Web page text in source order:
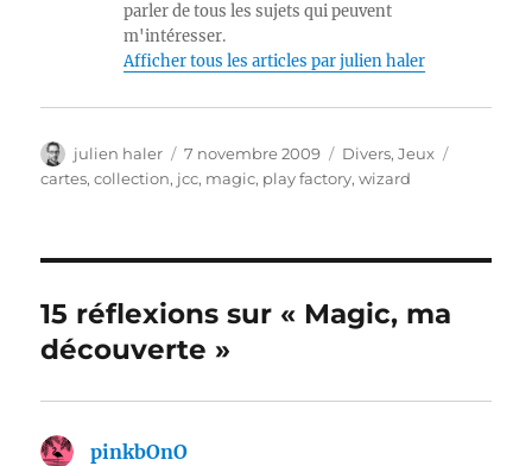
parler de tous les sujets qui peuvent
m'intéresser.
Afficher tous les articles par julien haler
Auteur
julien haler
Publié
le
7 novembre 2009 Catégories
Divers,Jeux
cartes,collection, jcc, magic, play factory,wizard
15 réflexions sur « Magic, ma
découverte »
pinkbOnO